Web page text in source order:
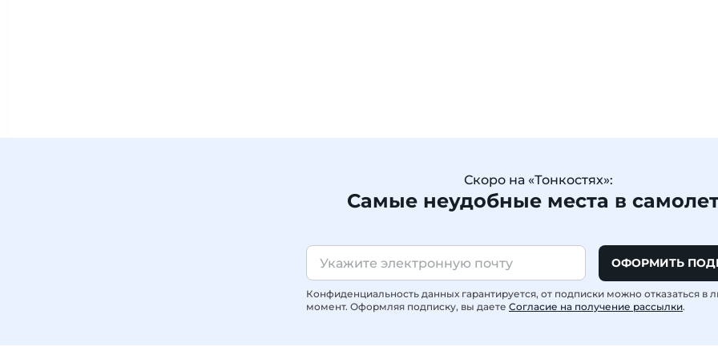
Скоро на «Тонкостях»:
Самые неудобные места в
ОФОРМИТЬ
Конфиденциальность данных гарантируется, от подписки можно отказаться в
момент. Оформляя подписку, вы даете Согласие на получение рассылки.